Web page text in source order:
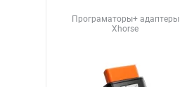
Програматоры+ адаптеры
Xhorse